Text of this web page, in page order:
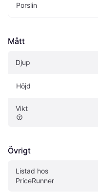
Porslin
Mått
Djup
Höjd
Vikt
Övrigt
Listad hos
PriceRunner